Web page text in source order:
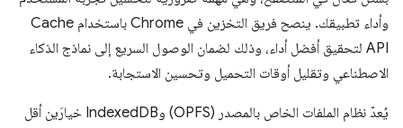
وأداء تطبيقك. ينصح فريق التخزين في Chrome باستخدام Cache
API لتحقيق أفضل أداء، وذلك لضمان الوصول السريع إلى نماذج الذكاء
الاصطناعي وتقليل أوقات التحميل وتحسين الاستجابة.
يُعدّ نظام الملفات الخاص بالمصدر (OPFS) وIndexedDB خيارَين أقل